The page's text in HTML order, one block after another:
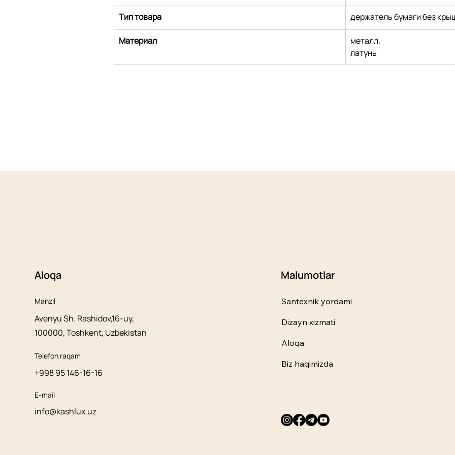
Тип товара держатель бумаги без
Материал
металл,
латунь
Aloqa
Manzil
Avenyu Sh. Rashidov,16-uy,
100000, Toshkent, Uzbekistan
Telefon raqam
+998 95 146-16-16
E-mail
info@kashlux.uz
Malumotlar
Santexnik yordami
Dizayn xizmati
Aloqa
Biz haqimizda